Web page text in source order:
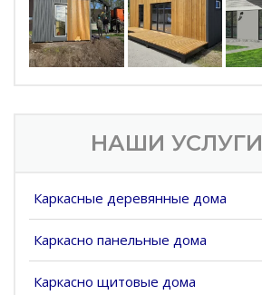
НАШИ УСЛУГИ
Каркасные деревянные дома
Каркасно панельные дома
Каркасно щитовые дома